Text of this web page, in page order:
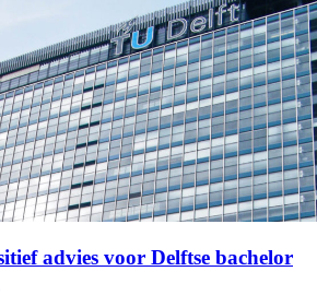
advies voor Delftse bachelor